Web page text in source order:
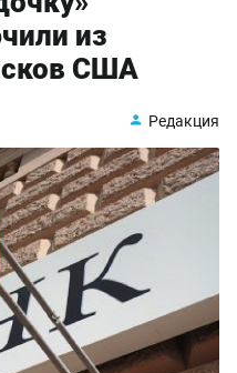
из
США
Редакция